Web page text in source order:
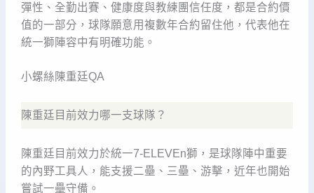
彈性、全勤出賽、健康度與教練團信任度，都是合約價
值的一部分，球隊願意用複數年合約留住他，代表他在
統一獅陣容中有明確功能。
小螺絲陳重廷QA
陳重廷目前效力哪一支球隊？
陳重廷目前效力於統一7-ELEVEn獅，是球隊陣中重要
的內野工具人，能支援二壘、三壘、游擊，近年也開始
嘗試一壘守備。